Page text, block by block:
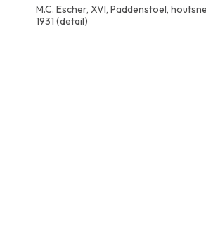
M.C. Escher, XVI, Paddenstoel,
1931 (detail)